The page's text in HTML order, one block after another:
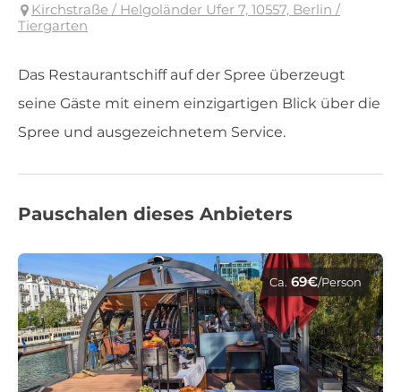
Kirchstraße / Helgoländer Ufer 7, 10557, Berlin /
Tiergarten
Das Restaurantschiff auf der Spree überzeugt
seine Gäste mit einem einzigartigen Blick über die
Spree und ausgezeichnetem Service.
Pauschalen dieses Anbieters
Ca. 69€/Person